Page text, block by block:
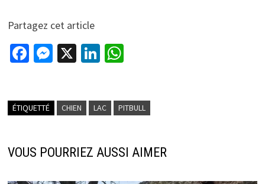
Partagez cet article
Fa
o
k
M
n
r
X Li
dI
W
sA
p
ÉTIQUETTÉ CHIEN LAC PITBULL
VOUS POURRIEZ AUSSI AIMER